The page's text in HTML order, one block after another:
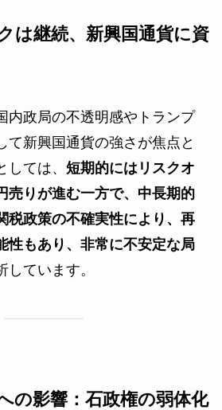
は継続、新興国通貨に資
内政局の不透明感やトランプ
て新興国通貨の強さが焦点と
ては、 短期的にはリスクオ
売りが進む一方で、中長期的
税政策の不確実性により、再
性もあり、非常に不安定な局
ています。
の影響：石政権の弱体化